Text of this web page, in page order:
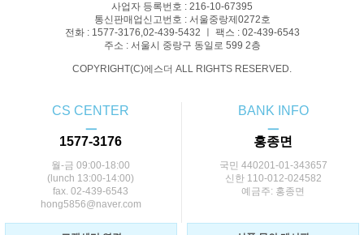
사업자 등록번호 : 216-10-67395
통신판매업신고번호 : 서울중랑제0272호
전화 : 1577-3176,02-439-5432 ㅣ 팩스 : 02-439-6543
주소 : 서울시 중랑구 동일로 599 2층
COPYRIGHT(C)에스더 ALL RIGHTS RESERVED.
CS CENTER
ㅡ
1577-3176
월-금 09:00-18:00
(lunch 13:00-14:00)
fax. 02-439-6543
hong5856@naver.com
BANK INFO
ㅡ
홍종면
국민 440201-01-343657
신한 110-012-024582
예금주: 홍종면